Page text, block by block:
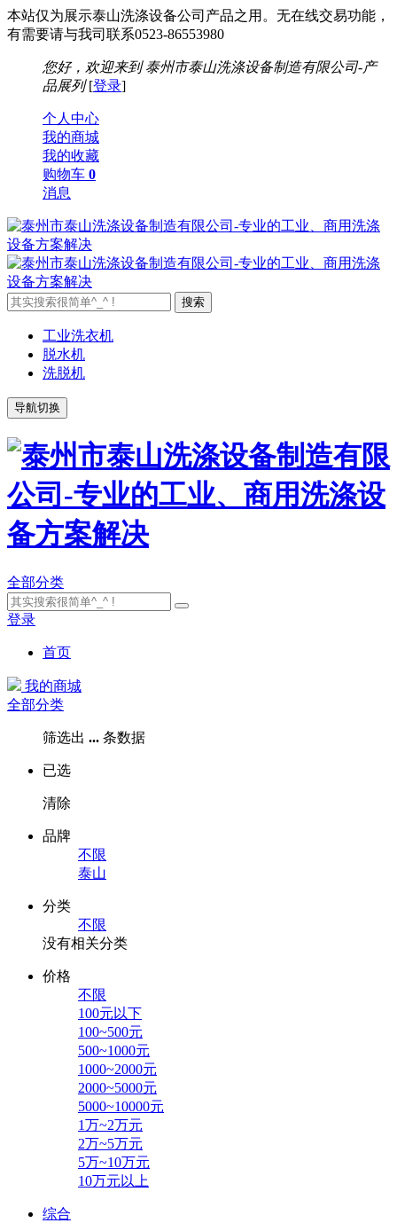
本站仅为展示泰山洗涤设备公司产品之用。无在线交易功能，
有需要请与我司联系0523-86553980
您好，欢迎来到 泰州市泰山洗涤设备制造有限公司-产
品展列[登录]
个人中心
我的商城
我的收藏
购物车 0
消息
工业洗衣机
脱水机
洗脱机
导航切换
全部分类
登录
首页
我的商城
全部分类
筛选出 ... 条数据
已选
清除
品牌
不限
泰山
分类
不限
没有相关分类
价格
不限
100元以下
100~500元
500~1000元
1000~2000元
2000~5000元
5000~10000元
1万~2万元
2万~5万元
5万~10万元
10万元以上
综合